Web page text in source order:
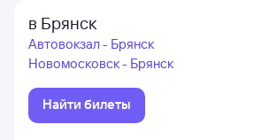
в Брянск
Автовокзал - Брянск
Новомосковск - Брянск
Найти билеты